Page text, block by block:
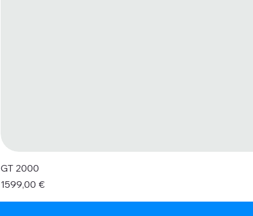
GT 2000
Prezzo
1599,00 €